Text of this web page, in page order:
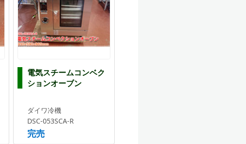
電気スチームコンベク
ションオーブン
ダイワ冷機
DSC-053SCA-R
完売